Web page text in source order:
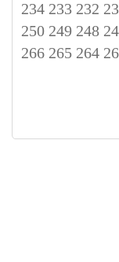
232
233
234
248
249
250
264
265
266